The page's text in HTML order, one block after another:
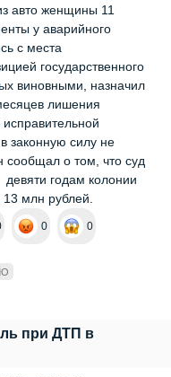
авто женщины 11
у аварийного
с места
государственного
виновными, назначил
лишения
законную силу не
сообщал о том, что суд
годам колонии
млн рублей.
0 0
при ДТП в